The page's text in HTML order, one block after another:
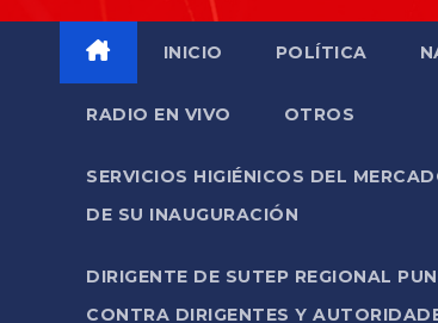
INICIO POLÍTICA
RADIO EN VIVO OTROS
SERVICIOS HIGIÉNICOS DEL
DE SU INAUGURACIÓN
DIRIGENTE DE SUTEP REGIONAL
CONTRA DIRIGENTES Y